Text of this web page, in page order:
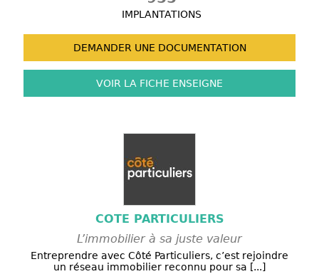
IMPLANTATIONS
DEMANDER UNE DOCUMENTATION
VOIR LA FICHE ENSEIGNE
COTE PARTICULIERS
L’immobilier à sa juste valeur
Entreprendre avec Côté Particuliers, c’est rejoindre
un réseau immobilier reconnu pour sa [...]